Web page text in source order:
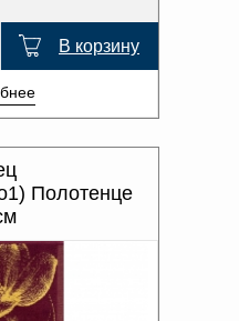
В корзину
Полотенце